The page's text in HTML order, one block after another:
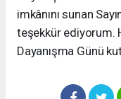
imkânını sunan
teşekkür ediyorum.
Dayanışma Günü